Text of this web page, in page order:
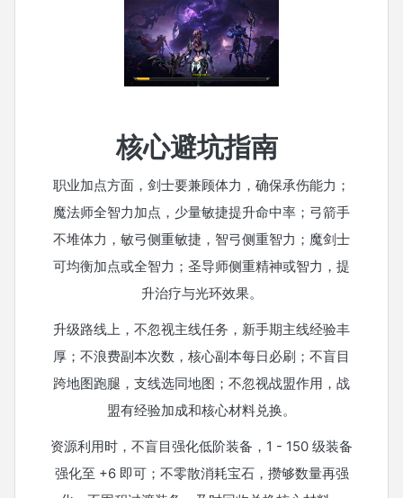
核心避坑指南
职业加点方面，剑士要兼顾体力，确保承伤能力；
魔法师全智力加点，少量敏捷提升命中率；弓箭手
不堆体力，敏弓侧重敏捷，智弓侧重智力；魔剑士
可均衡加点或全智力；圣导师侧重精神或智力，提
升治疗与光环效果。
升级路线上，不忽视主线任务，新手期主线经验丰
厚；不浪费副本次数，核心副本每日必刷；不盲目
跨地图跑腿，支线选同地图；不忽视战盟作用，战
盟有经验加成和核心材料兑换。
资源利用时，不盲目强化低阶装备，1 - 150 级装备
强化至 +6 即可；不零散消耗宝石，攒够数量再强